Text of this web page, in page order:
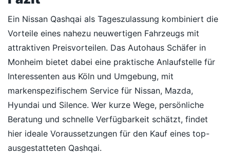
Ein Nissan Qashqai als Tageszulassung kombiniert die
Vorteile eines nahezu neuwertigen Fahrzeugs mit
attraktiven Preisvorteilen. Das Autohaus Schäfer in
Monheim bietet dabei eine praktische Anlaufstelle für
Interessenten aus Köln und Umgebung, mit
markenspezifischem Service für Nissan, Mazda,
Hyundai und Silence. Wer kurze Wege, persönliche
Beratung und schnelle Verfügbarkeit schätzt, findet
hier ideale Voraussetzungen für den Kauf eines top-
ausgestatteten Qashqai.